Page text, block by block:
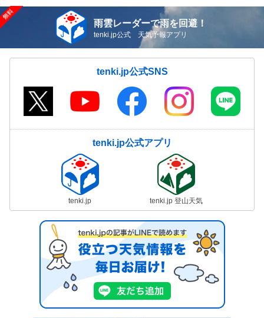
雨雲レーダーで雨を回避！
tenki.jp公式 天気予報アプリ
tenki.jp公式SNS
tenki.jp公式アプリ
tenki.jp tenki.jp 登山天気